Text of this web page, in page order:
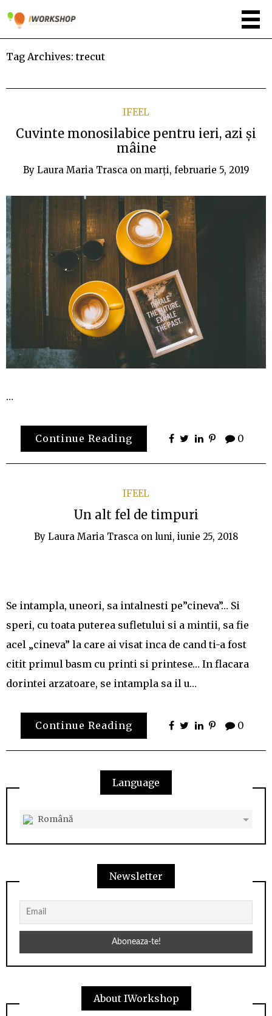
Tag Archives:trecut
IFEEL
Cuvinte monosilabice pentru ieri, azi și
mâine
By Laura Maria Trasca on marți, februarie 5, 2019
…
Continue Reading 0
IFEEL
Un alt fel de timpuri
By Laura Maria Trasca on luni, iunie 25, 2018
Se intampla, uneori, sa intalnesti pe”cineva”… Si
speri, cu toata puterea sufletului si a mintii, sa fie
acel „cineva” la care ai visat inca de cand ti-a fost
citit primul basm cu printi si printese… In flacara
dorintei arzatoare, se intampla sa il u…
Continue Reading 0
Language
Română
Newsletter
About IWorkshop